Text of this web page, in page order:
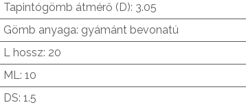
Tapintógömb átmérő (D): 3.05
Gömb anyaga: gyámánt bevonatú
L hossz: 20
ML: 10
DS: 1.5